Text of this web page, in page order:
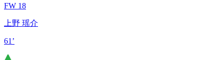
FW 18
上野 瑶介
61’